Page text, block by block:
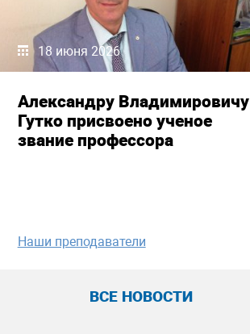
18 июня 2026
Александру Владимировичу
Гутко присвоено ученое
звание профессора
Наши преподаватели
ВСЕ НОВОСТИ